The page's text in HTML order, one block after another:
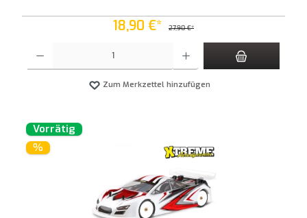
18,90 €* 27,90 €*
Zum Merkzettel hinzufügen
Vorrätig
%